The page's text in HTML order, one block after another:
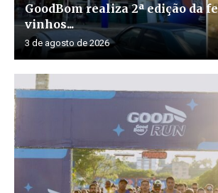
GoodBom realiza 2ª edição da
vinhos...
3 de agosto de 2026